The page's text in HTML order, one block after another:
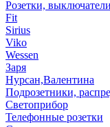
Розетки,
Fit
Sirius
Viko
Wessen
Заря
Нурсан,Валентина
Подрозетники,
Светоприбор
Телефонные розетки